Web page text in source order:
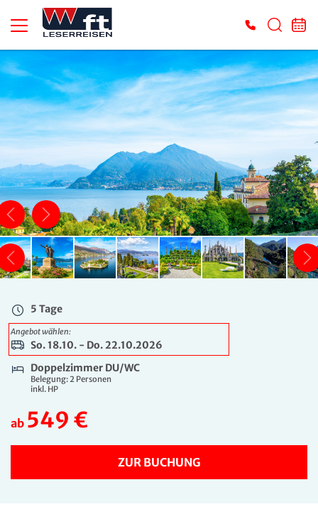
5 Tage
Angebot wählen:
So. 18.10. - Do. 22.10.2026
Doppelzimmer DU/WC
Belegung: 2 Personen
inkl. HP
ab 549 €
ZUR BUCHUNG
5 Tage
So. 18.10. - Do. 22.10.2026
Doppelzimmer DU/WC
Belegung: 2 Personen
ab549 €
ZUR BUCHUNG
5 Tage
So. 18.10. - Do. 22.10.2026
Einzelzimmer DU/WC
ZUR BUCHUNG
5 Tage
Mo. 15.03. - Fr. 19.03.2027
Belegung: 2 Personen